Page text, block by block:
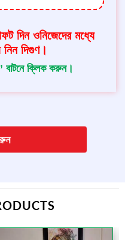
দিন ওনিজেদের মধ্যে
নিন দিগুণ।
বাটনে ক্লিক করুন।